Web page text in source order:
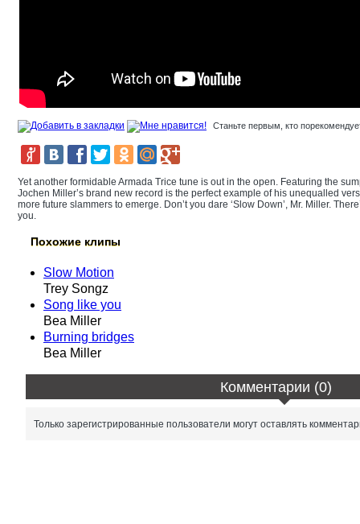
Станьте первым, кто
Yet another formidable Armada Trice tune is out in the open. Featuring the
Jochen Miller’s brand new record is the perfect example of his unequalled
more future slammers to emerge. Don’t you dare ‘Slow Down’, Mr. Miller.
you.
Похожие клипы
Slow Motion
Trey Songz
Song like you
Bea Miller
Burning bridges
Bea Miller
Комментарии (0)
Только зарегистрированные пользователи могут оставлять